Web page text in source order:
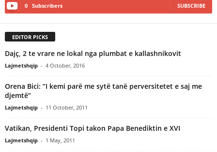
0 Subscribers SUBSCRIBE
EDITOR PICKS
Dajç, 2 te vrare ne lokal nga plumbat e kallashnikovit
Lajmetshqip - 4 October, 2016
Orena Bici: “I kemi parë me sytë tanë perversitetet e saj me
djemtë”
Lajmetshqip - 11 October, 2011
Vatikan, Presidenti Topi takon Papa Benediktin e XVI
Lajmetshqip - 1 May, 2011